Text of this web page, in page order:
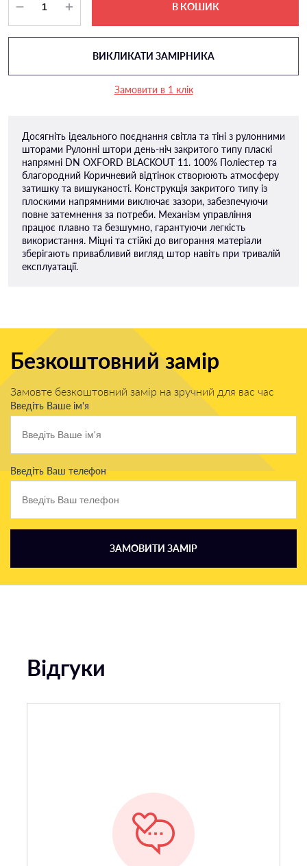
В КОШИК
ВИКЛИКАТИ ЗАМІРНИКА
Замовити в 1 клік
Досягніть ідеального поєднання світла та тіні з рулонними
шторами Рулонні штори день-ніч закритого типу пласкi
напрямнi DN OXFORD BLACKOUT 11. 100% Поліестер та
благородний Коричневий відтінок створюють атмосферу
затишку та вишуканості. Конструкція закритого типу із
плоскими напрямними виключає зазори, забезпечуючи
повне затемнення за потреби. Механізм управління
працює плавно та безшумно, гарантуючи легкість
використання. Міцні та стійкі до вигорання матеріали
зберігають привабливий вигляд штор навіть при тривалій
експлуатації.
Безкоштовний замір
Замовте безкоштовний замір на зручний для вас час
Введіть Ваше ім'я
Введіть Ваш телефон
ЗАМОВИТИ ЗАМІР
Відгуки